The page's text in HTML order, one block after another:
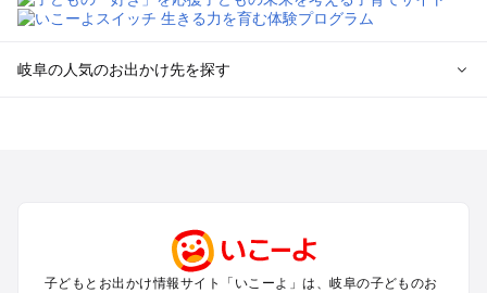
岐阜の人気のお出かけ先を探す
高山・下呂・飛騨・奥飛騨周辺のプールお出かけ
郡上・美濃・関のプールお出かけ
子どもとお出かけ情報サイト「いこーよ」は、岐阜の子どものお